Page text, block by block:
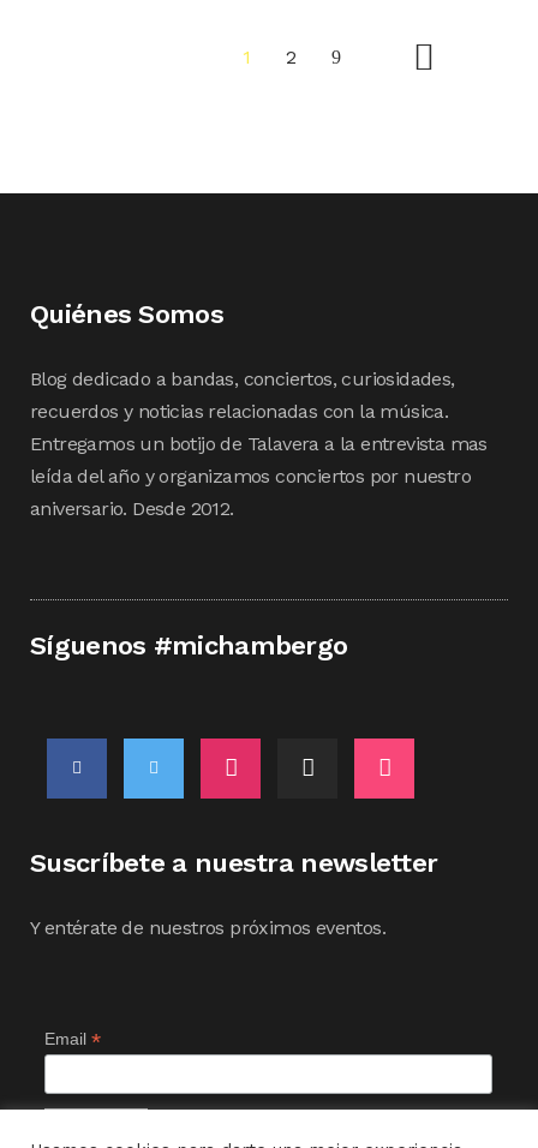
1 2
Quiénes Somos
Blog dedicado a bandas, conciertos, curiosidades,
recuerdos y noticias relacionadas con la música.
Entregamos un botijo de Talavera a la entrevista mas
leída del año y organizamos conciertos por nuestro
aniversario. Desde 2012.
Síguenos #michambergo
Suscríbete a nuestra newsletter
Y entérate de nuestros próximos eventos.
Email *